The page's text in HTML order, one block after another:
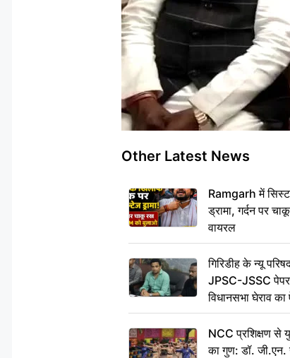
Other Latest News
Ramgarh में
ड्रामा, गर्दन पर
वायरल
गिरिडीह के न्यू
JPSC-JSSC
विधानसभा घेराव का
NCC प्रशिक्षण से
का गुण: डॉ. जी.एन.